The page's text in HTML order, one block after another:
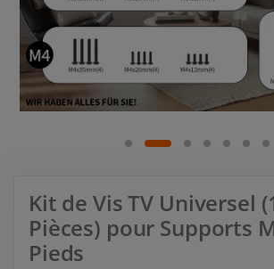
Kit de Vis TV Universel
Pièces) pour Supports
Pieds